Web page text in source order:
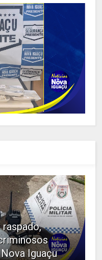
Iguaçu